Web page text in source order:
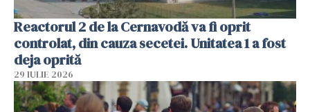
Reactorul 2 de la Cernavodă va fi oprit
controlat, din cauza secetei. Unitatea 1 a fost
deja oprită
29 IULIE 2026